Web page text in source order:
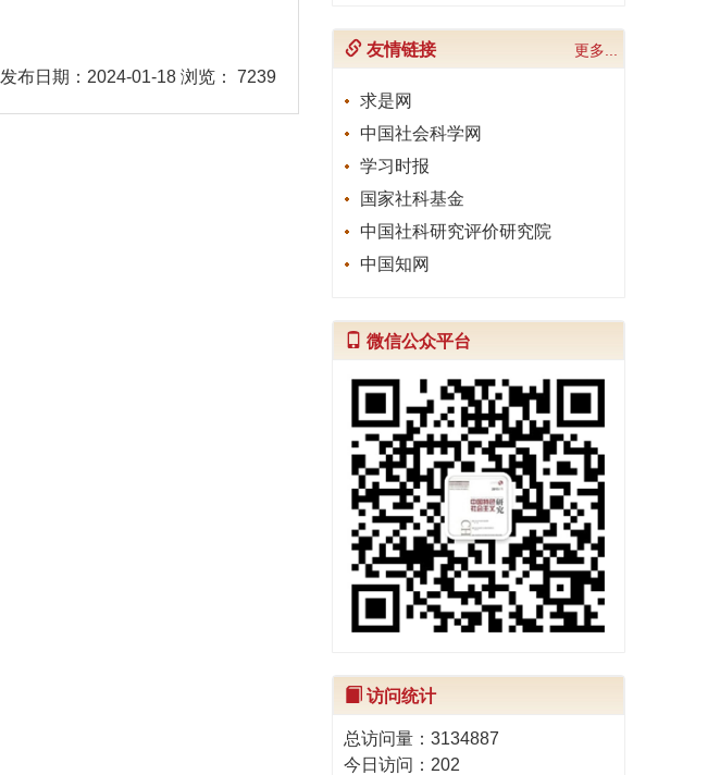
发布日期：2024-01-18 浏览： 7239
友情链接 更多...
求是网
中国社会科学网
学习时报
国家社科基金
中国社科研究评价研究院
中国知网
微信公众平台
访问统计
总访问量： 3134887
今日访问： 202